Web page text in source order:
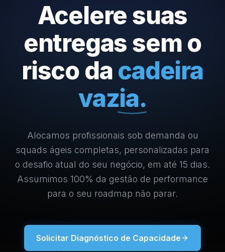
Acelere suas
entregas sem o
risco da cadeira
vazia.
Alocamos profissionais sob demanda ou
squads ágeis completas, personalizadas para
o desafio atual do seu negócio, em até 15 dias.
Assumimos 100% da gestão de performance
para o seu roadmap não parar.
Solicitar Diagnóstico de Capacidade